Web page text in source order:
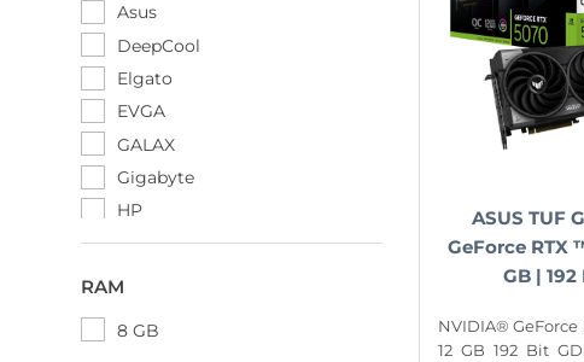
Asus
DeepCool
Elgato
EVGA
GALAX
Gigabyte
HP
MSI
Nvidia
PNY
RAM
8 GB
ASUS TUF
GeForce RTX
GB |
NVIDIA® GeForce
12 GB 192 Bit